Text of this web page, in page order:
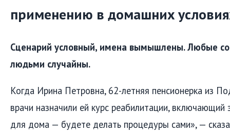
применению в домашних
Сценарий условный, имена вымышлены. Любые
людьми случайны.
Когда Ирина Петровна, 62-летняя пенсионерка из
врачи назначили ей курс реабилитации, включающий
для дома — будете делать процедуры сами», —